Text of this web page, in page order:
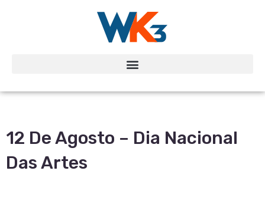
12 De Agosto – Dia Nacional
Das Artes